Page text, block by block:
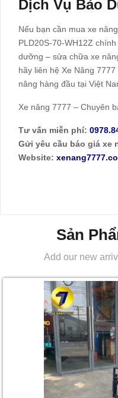
Dịch Vụ Bảo
Nếu bạn cần mua xe
PLD20S-70-WH12Z
dưỡng – sửa chữa xe
hãy liên hệ Xe Nâng
nâng hàng đầu tại Việt
Xe nâng 7777 – Chuyên
Tư vấn miễn phí:
Gửi yêu cầu báo giá xe
Website:
Sản
Add our new